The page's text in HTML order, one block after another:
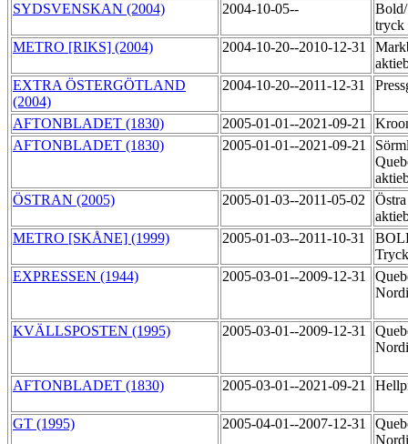
SYDSVENSKAN (2004)
2004-10-05--
Bold/
tryck
METRO [RIKS] (2004)
2004-10-20--2010-12-31
EXTRA ÖSTERGÖTLAND
(2004)
2004-10-20--2011-12-31
AFTONBLADET (1830) 2005-01-01--2021-09-21
AFTONBLADET (1830)
2005-01-01--2021-09-21
ÖSTRAN (2005)
2005-01-03--2011-05-02
METRO [SKÅNE] (1999)
2005-01-03--2011-10-31
EXPRESSEN (1944)
2005-03-01--2009-12-31
KVÄLLSPOSTEN (1995) 2005-03-01--2009-12-31
AFTONBLADET (1830) 2005-03-01--2021-09-21
GT (1995) 2005-04-01--2007-12-31